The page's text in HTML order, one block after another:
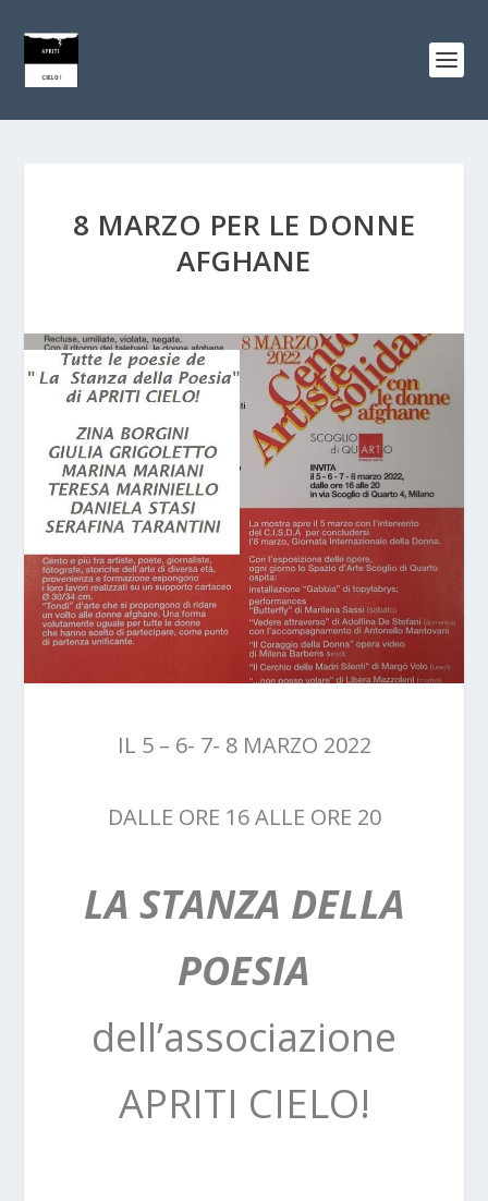
8 MARZO PER LE DONNE
AFGHANE
IL 5 – 6- 7- 8 MARZO 2022
DALLE ORE 16 ALLE ORE 20
LA STANZA DELLA
POESIA
dell’associazione
APRITI CIELO!